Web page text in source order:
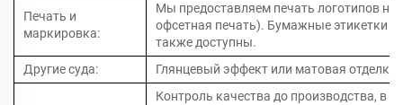
Печать и
маркировка:
Мы предоставляем печать логотипов
офсетная печать). Бумажные этикетки и
также доступны.
Другие суда:
Глянцевый эффект или матовая отделка
Контроль качества до производства, в